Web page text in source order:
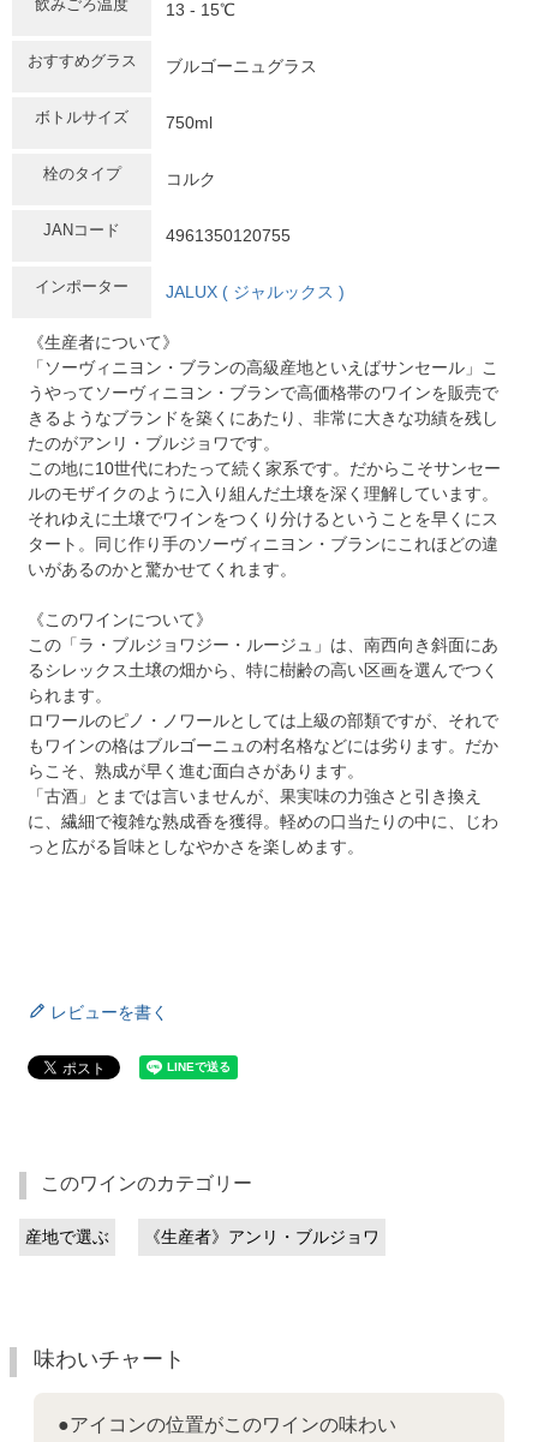
飲みごろ温度 13 - 15℃
おすすめグラス ブルゴーニュグラス
ボトルサイズ 750ml
栓のタイプ コルク
JANコード 4961350120755
インポーター JALUX ( ジャルックス )
《生産者について》
「ソーヴィニヨン・ブランの高級産地といえばサンセール」こ
うやってソーヴィニヨン・ブランで高価格帯のワインを販売で
きるようなブランドを築くにあたり、非常に大きな功績を残し
たのがアンリ・ブルジョワです。
この地に10世代にわたって続く家系です。だからこそサンセー
ルのモザイクのように入り組んだ土壌を深く理解しています。
それゆえに土壌でワインをつくり分けるということを早くにス
タート。同じ作り手のソーヴィニヨン・ブランにこれほどの違
いがあるのかと驚かせてくれます。
《このワインについて》
この「ラ・ブルジョワジー・ルージュ」は、南西向き斜面にあ
るシレックス土壌の畑から、特に樹齢の高い区画を選んでつく
られます。
ロワールのピノ・ノワールとしては上級の部類ですが、それで
もワインの格はブルゴーニュの村名格などには劣ります。だか
らこそ、熟成が早く進む面白さがあります。
「古酒」とまでは言いませんが、果実味の力強さと引き換え
に、繊細で複雑な熟成香を獲得。軽めの口当たりの中に、じわ
っと広がる旨味としなやかさを楽しめます。
レビューを書く
このワインのカテゴリー
産地で選ぶ 《生産者》アンリ・ブルジョワ
味わいチャート
●アイコンの位置がこのワインの味わい